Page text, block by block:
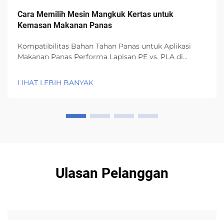
Cara Memilih Mesin Mangkuk Kertas untuk
Kemasan Makanan Panas
Kompatibilitas Bahan Tahan Panas untuk Aplikasi
Makanan Panas Performa Lapisan PE vs. PLA di
bahkan ketika suhu bertahan di atas 95 derajat
LIHAT LEBIH BANYAK
Ulasan Pelanggan